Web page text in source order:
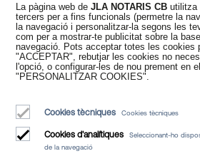
Serveis
Blog
Qui som
Política de
Manifest
La pàgina web deJLA NOTARIS CB utilitza
tercers per a fins funcionals (permetre la
la navegació i personalitzar-la segons les
com per a mostrar-te publicitat sobre la
navegació. Pots acceptar totes les cookies
"ACCEPTAR", rebutjar les cookies no
l'opció, o configurar-les de nou prement en
"PERSONALITZAR COOKIES".
Cookies tècniques Cookies tècniques
Cookies d'analítiques
Seleccionant-ho
de la navegació